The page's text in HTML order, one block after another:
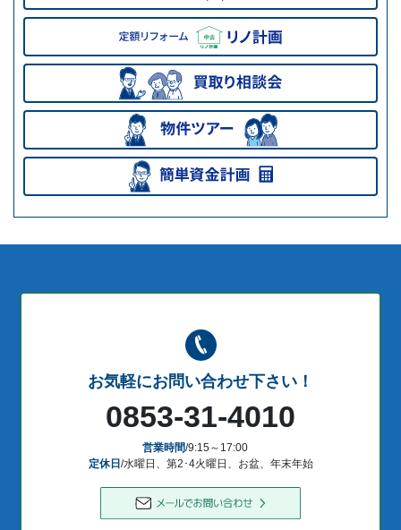
お気軽にお問い合わせ下さい！
0853-31-4010
営業時間/9:15～17:00
定休日/水曜日、第2･4火曜日、お盆、年末年始